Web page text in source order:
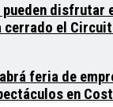
disfrutar
el
feria de
en